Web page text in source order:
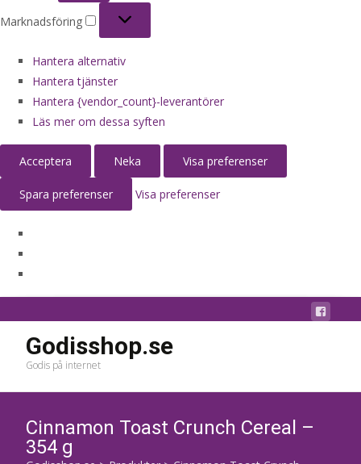
Marknadsföring
Hantera alternativ
Hantera tjänster
Hantera {vendor_count}-leverantörer
Läs mer om dessa syften
Acceptera Neka Visa preferenser
Spara preferenser Visa preferenser
Godisshop.se
Godis på internet
Cinnamon Toast Crunch Cereal –
354 g